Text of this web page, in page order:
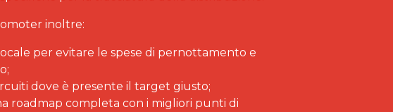
inoltre:
per evitare le spese di pernottamento e
dove è presente il target giusto;
roadmap completa con i migliori punti di